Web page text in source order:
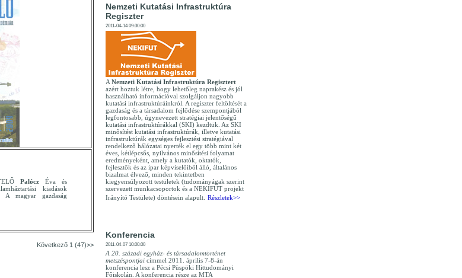
Nemzeti Kutatási Infrastruktúra
Regiszter
2011-04-14 09:30:00
A Nemzeti Kutatási Infrastruktúra Regisztert
azért hoztuk létre, hogy lehetőleg naprakész és jól
használható információval szolgáljon nagyobb
kutatási infrastruktúráinkról. A regiszter feltöltését a
gazdaság és a társadalom fejlődése szempontjából
legfontosabb, úgynevezett stratégiai jelentőségű
kutatási infrastruktúrákkal (SKI) kezdtük. Az SKI
minősítést kutatási infrastruktúrák, illetve kutatási
infrastruktúrák egységes fejlesztési stratégiával
rendelkező hálózatai nyerték el egy több mint két
éves, kétlépcsős, nyilvános minősítési folyamat
eredményeként, amely a kutatók, oktatók,
fejlesztők és az ipar képviselőiből álló, általános
bizalmat élvező, minden tekintetben
kiegyensúlyozott testületek (tudományágak szerint
szervezett munkacsoportok és a NEKIFUT projekt
Irányító Testülete) döntésein alapult. Részletek>>
Konferencia
2011-04-07 10:00:00
A 20. századi egyház- és társadalomtörténet
metszéspontjai címmel 2011. április 7-8-án
konferencia lesz a Pécsi Püspöki Hittudományi
Főiskolán. A konferencia része az MTA
Palócz Éva és
kiadások
A magyar gazdaság
Következő 1 (47)>>